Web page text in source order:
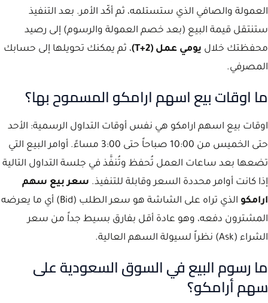
العمولة والصافي الذي ستستلمه، ثم أكّد الأمر. بعد التنفيذ
ستنتقل قيمة البيع (بعد خصم العمولة والرسوم) إلى رصيد
محفظتك خلال يومي عمل (T+2)
، ثم يمكنك تحويلها إلى حسابك
المصرفي.
ما اوقات بيع اسهم ارامكو المسموح بها؟
اوقات بيع اسهم ارامكو هي نفس أوقات التداول الرسمية: الأحد
حتى الخميس من 10:00 صباحاً حتى 3:00 مساءً. أوامر البيع التي
تضعها بعد ساعات العمل تُحفظ وتُنفَّذ في جلسة التداول التالية
إذا كانت أوامر محددة السعر وقابلة للتنفيذ. سعر بيع سهم
ارامكو
الذي تراه على الشاشة هو سعر الطلب (Bid) أي ما يعرضه
المشترون دفعه، وهو عادة أقل بفارق بسيط جداً من سعر
الشراء (Ask) نظراً لسيولة السهم العالية.
ما رسوم البيع في السوق السعودية على
سهم أرامكو؟